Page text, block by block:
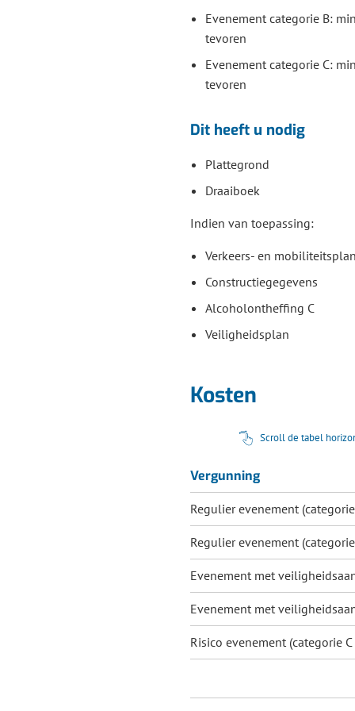
Evenement categorie B:
tevoren
Evenement categorie C:
tevoren
Dit heeft u nodig
Plattegrond
Draaiboek
Indien van toepassing:
Verkeers- en
Constructiegegevens
Alcoholontheffing C
Veiligheidsplan
Kosten
Scroll de tabel
Vergunning
Regulier evenement
Regulier evenement
Evenement met
Evenement met
Risico evenement (categorie